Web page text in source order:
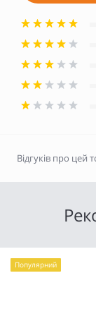
Відгуків про цей
Популярний